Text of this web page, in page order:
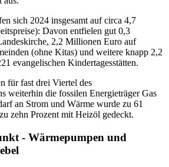
sich 2024 insgesamt auf circa 4,7
Davon entfielen gut 0,3
2,2 Millionen Euro auf
(ohne Kitas) und weitere knapp 2,2
evangelischen Kindertagesstätten.
für fast drei Viertel des
weiterhin die fossilen Energieträger Gas
an Strom und Wärme wurde zu 61
zehn Prozent mit Heizöl gedeckt.
- Wärmepumpen und